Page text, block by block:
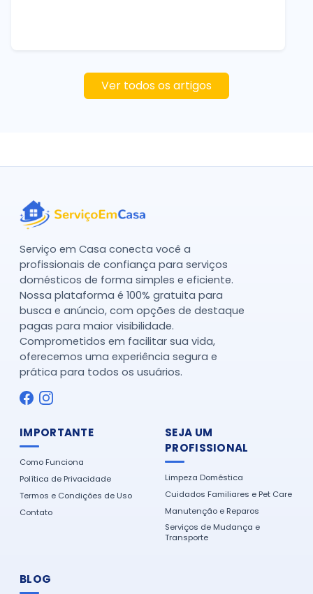
Ver todos os artigos
Serviço em Casa conecta você a
profissionais de confiança para serviços
domésticos de forma simples e eficiente.
Nossa plataforma é 100% gratuita para
busca e anúncio, com opções de destaque
pagas para maior visibilidade.
Comprometidos em facilitar sua vida,
oferecemos uma experiência segura e
prática para todos os usuários.
IMPORTANTE
Como Funciona
Política de Privacidade
Termos e Condições de Uso
Contato
SEJA UM
PROFISSIONAL
Limpeza Doméstica
Cuidados Familiares e Pet Care
Manutenção e Reparos
Serviços de Mudança e
Transporte
BLOG